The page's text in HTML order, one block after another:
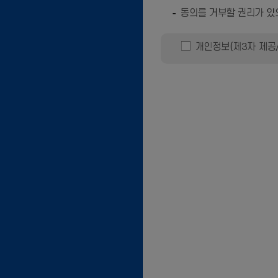
동의를 거부할 권리가
개인정보(제3자 제